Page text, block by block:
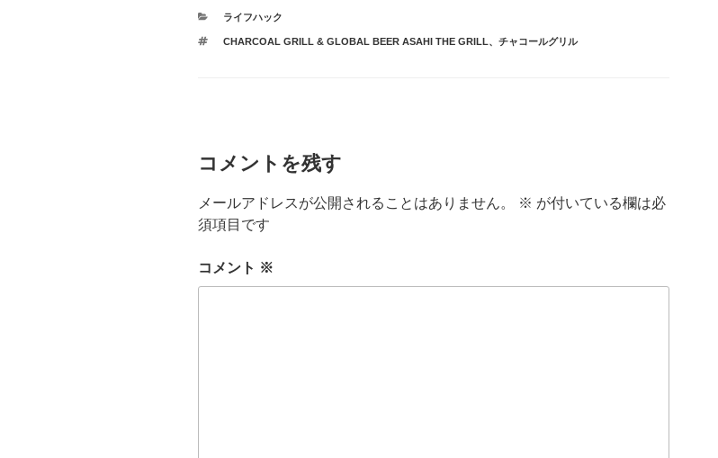
カ
ゴ
ライフハック
タ
CHARCOAL GRILL & GLOBAL BEER ASAHI THE GRILL、 チャコールグリル
コメントを残す
メールアドレスが公開されることはありません。 ※ が付いている欄は必
須項目です
コメント ※